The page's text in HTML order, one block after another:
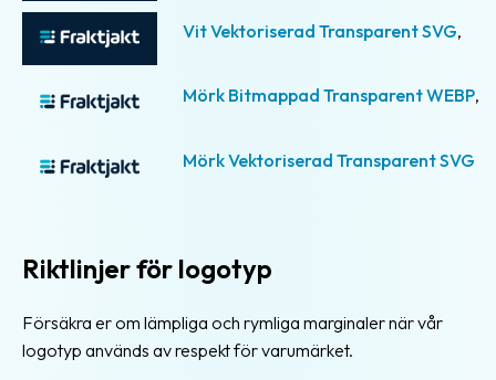
Vit Vektoriserad Transparent SVG,
Mörk Bitmappad Transparent WEBP,
Mörk Vektoriserad Transparent SVG
Riktlinjer för logotyp
Försäkra er om lämpliga och rymliga marginaler när vår
logotyp används av respekt för varumärket.